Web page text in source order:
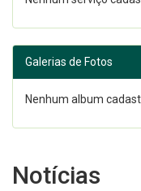
Galerias de Fotos
Nenhum album
Notícias